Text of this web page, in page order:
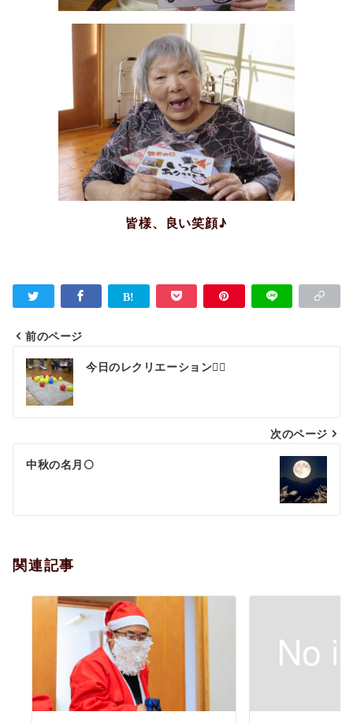
皆様、良い笑顔♪
投
稿
ナ
ビ
ゲ
シ
ン
前のページ
今日のレクリエーション🤾‍♂️
次のページ
中秋の名月🌕
関連記事